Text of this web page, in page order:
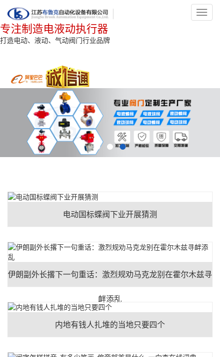
专注制造电液动执行器
打造电动、液动、气动阀门行业品牌
电动国标蝶阀下业开展猜测
伊朗副外长撂下一句重话：激烈规劝马克龙别在霍尔木兹寻
衅添乱
内地有钱人扎堆的当地只要四个